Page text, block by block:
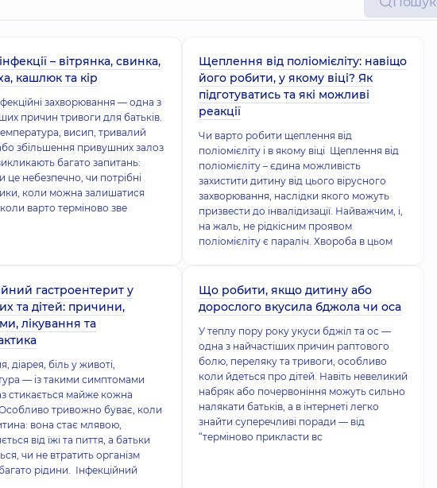
– вітрянка, свинка,
кашлюк та кір
захворювання — одна з
причин тривоги для батьків.
висип, тривалий
збільшення привушних залоз
багато запитань:
це небезпечно, чи потрібні
коли можна залишатися
варто терміново зве
Щеплення від поліомієліту: навіщо
його робити, у якому віці? Як
підготуватись та які можливі
реакції
Чи варто робити щеплення від
поліомієліту і в якому віці Щеплення від
поліомієліту – єдина можливість
захистити дитину від цього вірусного
захворювання, наслідки якого можуть
призвести до інвалідизації. Найважчим, і,
на жаль, не рідкісним проявом
поліомієліту є параліч. Хвороба в цьом
гастроентерит у
та дітей: причини,
лікування та
діарея, біль у животі,
— із такими симптомами
стикається майже кожна
тривожно буває, коли
вона стає млявою,
від їжі та пиття, а батьки
чи не втратить організм
рідини. Інфекційний
Що робити, якщо дитину або
дорослого вкусила бджола чи оса
У теплу пору року укуси бджіл та ос —
одна з найчастіших причин раптового
болю, переляку та тривоги, особливо
коли йдеться про дітей. Навіть невеликий
набряк або почервоніння можуть сильно
налякати батьків, а в інтернеті легко
знайти суперечливі поради — від
“терміново прикласти вс